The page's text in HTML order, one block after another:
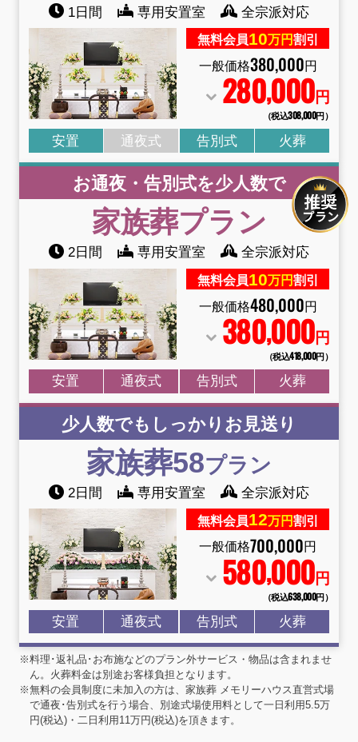
1日間 専用安置室 全宗派対応
無料会員10万円割引
一般価格380,000円
280,000円
（税込308,000円）
安置 通夜式 告別式 火葬
お通夜・告別式を少人数で
家族葬プラン
2日間 専用安置室 全宗派対応
無料会員10万円割引
一般価格480,000円
380,000円
（税込418,000円）
安置 通夜式 告別式 火葬
少人数でもしっかりお見送り
家族葬58プラン
2日間 専用安置室 全宗派対応
無料会員12万円割引
一般価格700,000円
580,000円
（税込638,000円）
安置 通夜式 告別式 火葬
※料理･返礼品･お布施などのプラン外サービス・物品は含まれませ
ん。火葬料金は別途お客様負担となります。
※無料の会員制度に未加入の方は、家族葬 メモリーハウス直営式場
で通夜･告別式を行う場合、別途式場使用料として一日利用5.5万
円(税込)・二日利用11万円(税込)を頂きます。